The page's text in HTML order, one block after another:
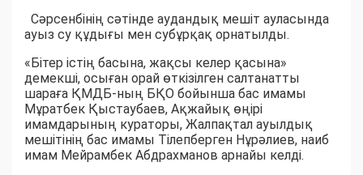
Сәрсенбінің сәтінде аудандық мешіт ауласында
ауыз су құдығы мен субұрқақ орнатылды.
«Бітер істің басына, жақсы келер қасына»
демекші, осыған орай өткізілген салтанатты
шараға ҚМДБ-ның БҚО бойынша бас имамы
Мұратбек Қыстаубаев, Ақжайық өңірі
имамдарының кураторы, Жалпақтал ауылдық
мешітінің бас имамы Тілепберген Нұрәлиев, наиб
имам Мейрамбек Абдрахманов арнайы келді.